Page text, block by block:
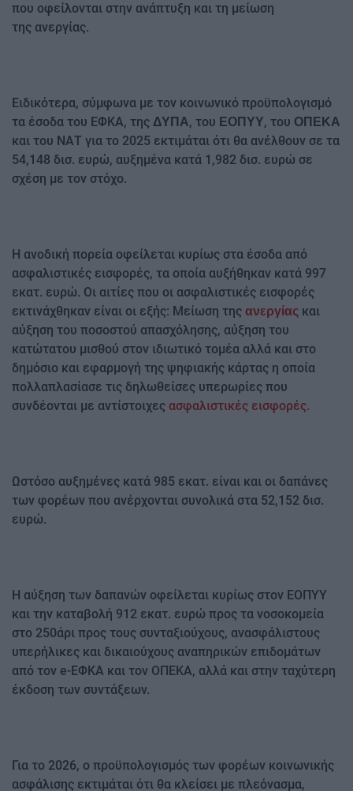
που οφείλονται στην ανάπτυξη και τη μείωση
της ανεργίας.
Ειδικότερα, σύμφωνα με τον κοινωνικό προϋπολογισμό
τα έσοδα του ΕΦΚΑ, της ΔΥΠΑ, του ΕΟΠΥΥ, του ΟΠΕΚΑ
και του ΝΑΤ για το 2025 εκτιμάται ότι θα ανέλθουν σε τα
54,148 δισ. ευρώ, αυξημένα κατά 1,982 δισ. ευρώ σε
σχέση με τον στόχο.
Η ανοδική πορεία οφείλεται κυρίως στα έσοδα από
ασφαλιστικές εισφορές, τα οποία αυξήθηκαν κατά 997
εκατ. ευρώ. Οι αιτίες που οι ασφαλιστικές εισφορές
εκτινάχθηκαν είναι οι εξής: Μείωση της ανεργίας και
αύξηση του ποσοστού απασχόλησης, αύξηση του
κατώτατου μισθού στον ιδιωτικό τομέα αλλά και στο
δημόσιο και εφαρμογή της ψηφιακής κάρτας η οποία
πολλαπλασίασε τις δηλωθείσες υπερωρίες που
συνδέονται με αντίστοιχες ασφαλιστικές εισφορές.
Ωστόσο αυξημένες κατά 985 εκατ. είναι και οι δαπάνες
των φορέων που ανέρχονται συνολικά στα 52,152 δισ.
ευρώ.
Η αύξηση των δαπανών οφείλεται κυρίως στον ΕΟΠΥΥ
και την καταβολή 912 εκατ. ευρώ προς τα νοσοκομεία
στο 250άρι προς τους συνταξιούχους, ανασφάλιστους
υπερήλικες και δικαιούχους αναπηρικών επιδομάτων
από τον e-ΕΦΚΑ και τον ΟΠΕΚΑ, αλλά και στην ταχύτερη
έκδοση των συντάξεων.
Για το 2026, ο προϋπολογισμός των φορέων κοινωνικής
ασφάλισης εκτιμάται ότι θα κλείσει με πλεόνασμα,